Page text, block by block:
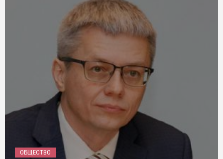
ОБЩЕСТВО